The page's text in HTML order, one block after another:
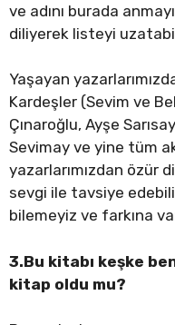
ve adını burada
diliyerek listeyi
Yaşayan
Kardeşler (Sevim ve
Çınaroğlu, Ayşe
Sevimay ve yine tüm
yazarlarımızdan özür
sevgi ile tavsiye
bilemeyiz ve farkına
3.Bu kitabı keşke
kitap oldu mu?